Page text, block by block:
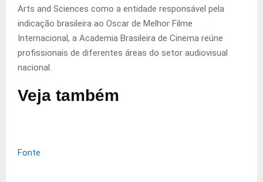
Arts and Sciences como a entidade responsável pela
indicação brasileira ao Oscar de Melhor Filme
Internacional, a Academia Brasileira de Cinema reúne
profissionais de diferentes áreas do setor audiovisual
nacional.
Veja também
Fonte